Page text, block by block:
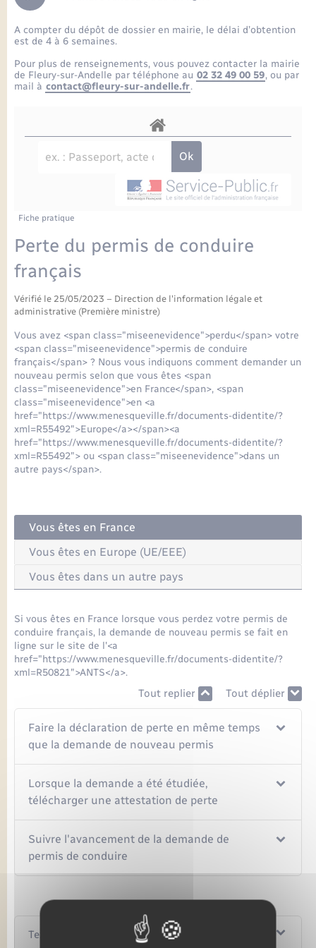
Projet nouveau groupe scolaire
Articles de presse
Etat-civil - Papiers - Citoyenneté
Mariage – PACS
Parrainage civil
Logement - Urbanisme
Nouvel habitant
Organisation d’événement
Sécurité - Prévention
Transports
Transports scolaires
Voirie et espace public
Travaux - Autorisation d’occupation de l’espace
public
La mairie
Comptes rendus de conseils
Délibérations du conseil municipal
Comptes rendus du conseil municipal
Budget
Actualités
Commerces - Entreprises - Emploi
Plan interactif
La Communauté de communes
Sorties - Animations
A compter du dépôt de dossier en mairie, le délai d’obtention
est de 4 à 6 semaines.
Pour plus de renseignements, vous pouvez contacter la mairie
de Fleury-sur-Andelle par téléphone au 02 32 49 00 59, ou par
mail à contact@fleury-sur-andelle.fr.
Fiche pratique
Perte du permis de conduire
français
Vérifié le 25/05/2023 – Direction de l'information légale et
administrative (Première ministre)
Vous avez <span class="miseenevidence">perdu</span> votre
<span class="miseenevidence">permis de conduire
français</span> ? Nous vous indiquons comment demander un
nouveau permis selon que vous êtes <span
class="miseenevidence">en France</span>, <span
class="miseenevidence">en <a
href="https://www.menesqueville.fr/documents-didentite/?
xml=R55492">Europe</a></span><a
href="https://www.menesqueville.fr/documents-didentite/?
xml=R55492"> ou <span class="miseenevidence">dans un
autre pays</span>.
Vous êtes en France
Vous êtes en Europe (UE/EEE)
Vous êtes dans un autre pays
Si vous êtes en France lorsque vous perdez votre permis de
conduire français, la demande de nouveau permis se fait en
ligne sur le site de l'<a
href="https://www.menesqueville.fr/documents-didentite/?
xml=R50821">ANTS</a>.
Tout replier Tout déplier
Faire la déclaration de perte en même temps
que la demande de nouveau permis
Lorsque la demande a été étudiée,
télécharger une attestation de perte
Suivre l'avancement de la demande de
permis de conduire
Textes de référence